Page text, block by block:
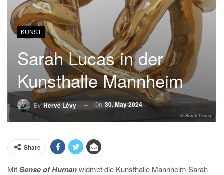
KUNST
Sarah Lucas in der
Kunsthalle Mannheim
ByHervé Lévy On30. May 2024
© Sarah Lucas
Share
MitSense of Humanwidmet die Kunsthalle Mannheim Sarah